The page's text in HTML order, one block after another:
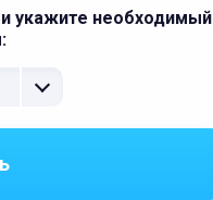
укажите необходимый